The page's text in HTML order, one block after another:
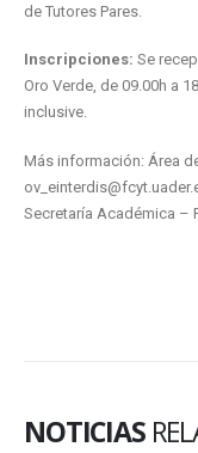
de Tutores Pares.
Inscripciones: Se
Oro Verde, de 09.00h a
inclusive.
Más información: Área
Secretaría Académica –
NOTICIAS